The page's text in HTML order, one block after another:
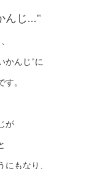
んじ..."
かんじ"に
。
が
にもなり、